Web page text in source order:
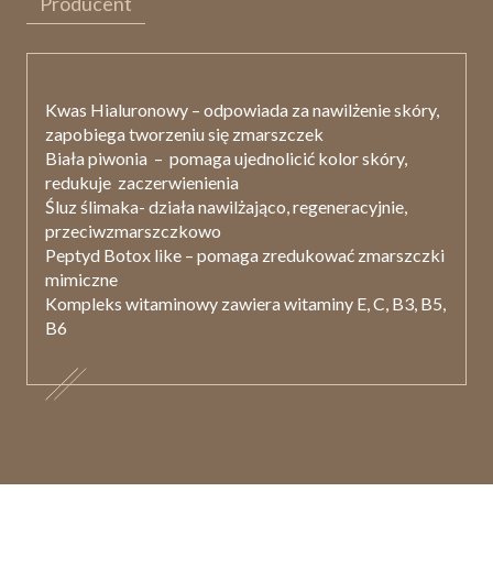
Kwas Hialuronowy – odpowiada za nawilżenie skóry,
zapobiega tworzeniu się zmarszczek
Biała piwonia – pomaga ujednolicić kolor skóry,
redukuje zaczerwienienia
Śluz ślimaka- działa nawilżająco, regeneracyjnie,
przeciwzmarszczkowo
Peptyd Botox like – pomaga zredukować zmarszczki
mimiczne
Kompleks witaminowy zawiera witaminy E, C, B3, B5,
B6